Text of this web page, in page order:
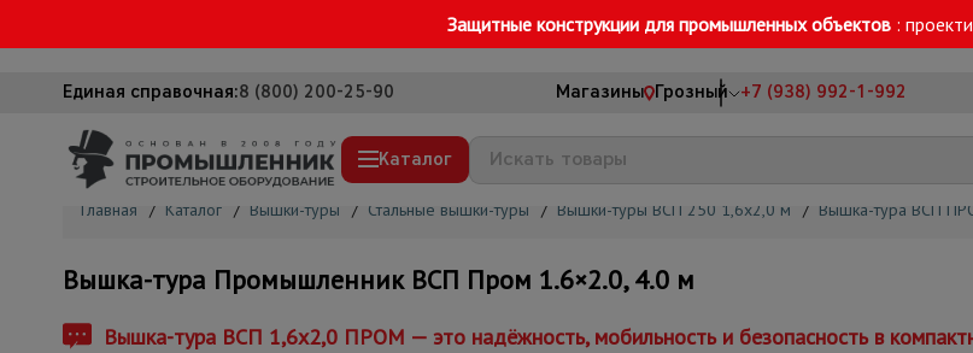
Защитные конструкции для промышленных объектов :
Единая справочная:8 (800) 200-25-90 Магазины Грозный +7 (938) 992-1-992
Каталог
Вышки-туры
Подмости строительные
Главная / Каталог / Вышки-туры / Стальные вышки-туры / Вышки-туры ВСП 250 1,6x2,0 м / Вышка-тура ВСП
Вышка-тура Промышленник ВСП Пром 1.6×2.0, 4.0 м
Вышка-тура ВСП 1,6x2,0 ПРОМ — это надёжность, мобильность и безопасность в